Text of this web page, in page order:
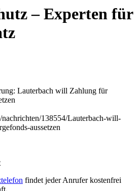
– Experten für
Lauterbach will Zahlung für
138554/Lauterbach-will-
aussetzen
findet jeder Anrufer kostenfrei